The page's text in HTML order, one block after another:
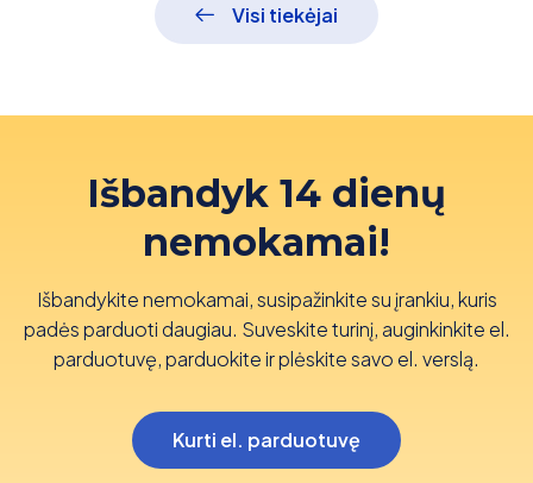
Visi tiekėjai
Išbandyk 14 dienų
nemokamai!
Išbandykite nemokamai, susipažinkite su įrankiu, kuris
padės parduoti daugiau. Suveskite turinį, auginkinkite el.
parduotuvę, parduokite ir plėskite savo el. verslą.
Kurti el. parduotuvę